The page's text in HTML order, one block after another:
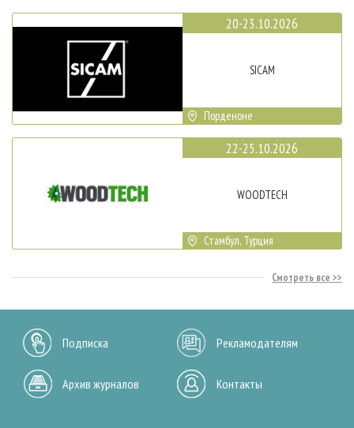
20-23.10.2026
SICAM
Порденоне
22-25.10.2026
WOODTECH
Стамбул, Турция
Смотреть все
Подписка Рекламодателям
Архив журналов Контакты